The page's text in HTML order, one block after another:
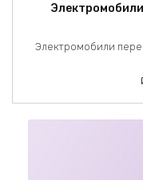
Электромобили